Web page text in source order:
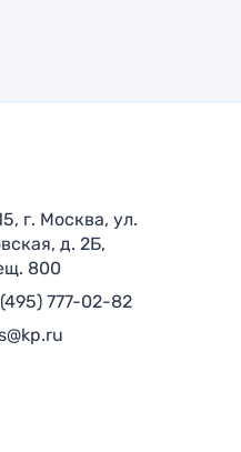
г. Москва, ул.
д. 2Б,
800
777-02-82